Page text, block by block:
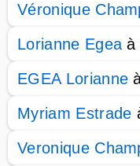
Véronique
Lorianne Egea à
EGEA Lorianne
Myriam Estrade
Veronique